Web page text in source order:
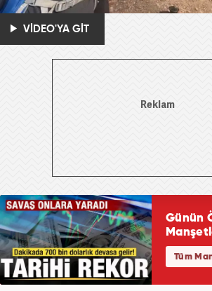
VİDEO'YA GİT